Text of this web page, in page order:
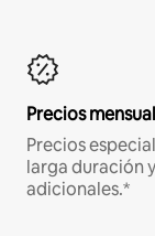
Precios
Precios
larga duración
adicionales.*